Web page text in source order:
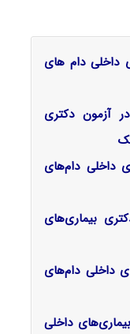
داخلی دام ﻫﺎی
آزمون دکتری
داخلی دام‌های
بیماری‌های
داخلی دام‌های
داخلی